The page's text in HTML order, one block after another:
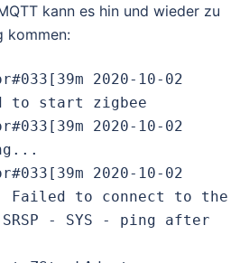
kann es hin und wieder zu
kommen:
2020-10-02
to start zigbee
2020-10-02
2020-10-02
Failed to connect to the
- SYS - ping after